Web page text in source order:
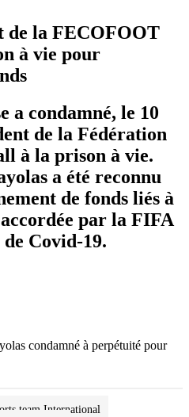
de la FECOFOOT
à vie pour
a condamné, le 10
de la Fédération
à la prison à vie.
a été reconnu
de fonds liés à
par la FIFA
Covid-19.
International